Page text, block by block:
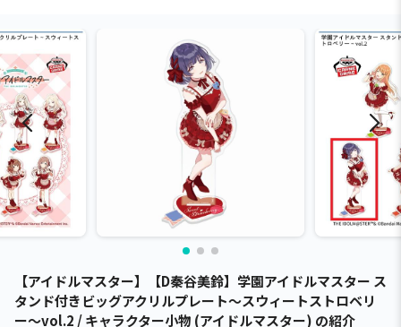
【アイドルマスター】【D秦谷美鈴】学園アイドルマスター ス
タンド付きビッグアクリルプレート～スウィートストロベリ
ー～vol.2 / キャラクター小物 (アイドルマスター) の紹介